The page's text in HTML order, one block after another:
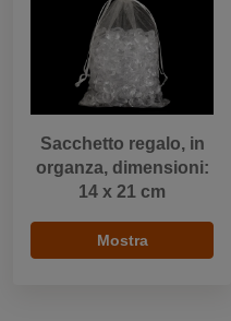
Sacchetto regalo, in
organza, dimensioni:
14 x 21 cm
Mostra